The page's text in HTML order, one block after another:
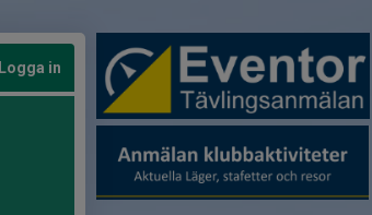
Logga in